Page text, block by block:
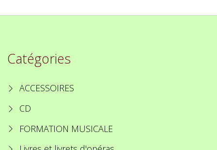
Catégories
ACCESSOIRES
CD
FORMATION MUSICALE